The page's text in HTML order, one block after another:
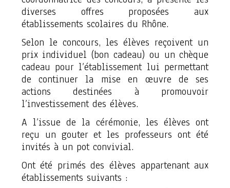
diverses offres proposées aux
établissements scolaires du Rhône.
Selon le concours, les élèves reçoivent un
prix individuel (bon cadeau) ou un chèque
cadeau pour l’établissement lui permettant
de continuer la mise en œuvre de ses
actions destinées à promouvoir
l’investissement des élèves.
A l’issue de la cérémonie, les élèves ont
reçu un gouter et les professeurs ont été
invités à un pot convivial.
Ont été primés des élèves appartenant aux
établissements suivants :